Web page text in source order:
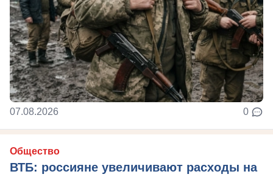
07.08.2026 0
Общество
ВТБ: россияне увеличивают расходы на